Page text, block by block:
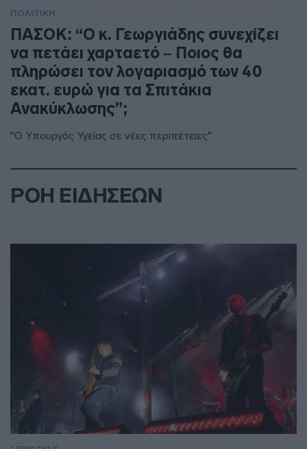
ΠΟΛΙΤΙΚΗ
ΠΑΣΟΚ: “Ο κ. Γεωργιάδης συνεχίζει
να πετάει χαρταετό – Ποιος θα
πληρώσει τον λογαριασμό των 40
εκατ. ευρώ για τα Σπιτάκια
Ανακύκλωσης”;
"Ο Υπουργός Υγείας σε νέες περιπέτειες"
ΡΟΗ ΕΙΔΗΣΕΩΝ